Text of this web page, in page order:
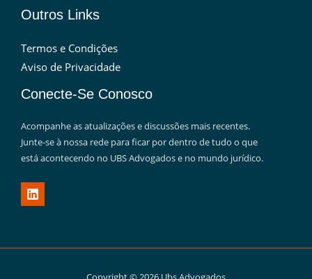
Outros Links
Termos e Condições
Aviso de Privacidade
Conecte-Se Conosco
Acompanhe as atualizações e discussões mais recentes.
Junte-se à nossa rede para ficar por dentro de tudo o que
está acontecendo no UBS Advogados e no mundo jurídico.